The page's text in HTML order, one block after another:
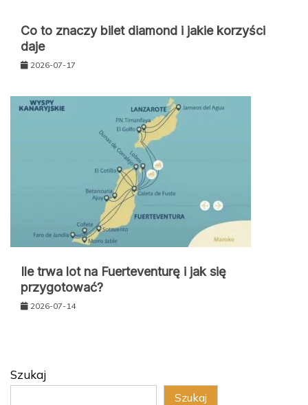
Co to znaczy bilet diamond i jakie korzyści
daje
2026-07-17
Ile trwa lot na Fuerteventurę i jak się
przygotować?
2026-07-14
Szukaj
Szukaj